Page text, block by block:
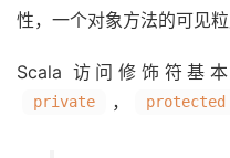
性，一个对象方法的可见粒
Scala 访问修饰符基
private ， protected